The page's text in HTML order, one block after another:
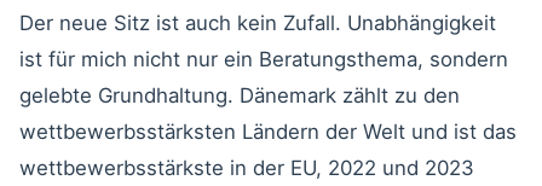
Der neue Sitz ist auch kein Zufall. Unabhängigkeit
ist für mich nicht nur ein Beratungsthema, sondern
gelebte Grundhaltung. Dänemark zählt zu den
wettbewerbsstärksten Ländern der Welt und ist das
wettbewerbsstärkste in der EU, 2022 und 2023